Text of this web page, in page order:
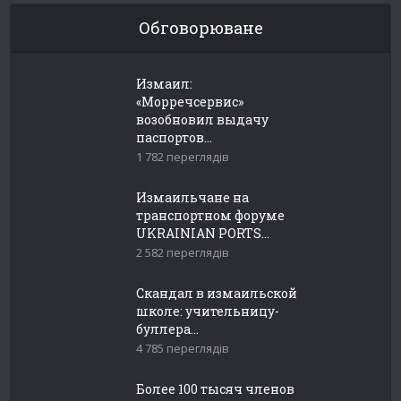
Обговорюване
Измаил:
«Морречсервис»
возобновил выдачу
паспортов...
1 782 переглядів
Измаильчане на
транспортном форуме
UKRAINIAN PORTS...
2 582 переглядів
Скандал в измаильской
школе: учительницу-
буллера...
4 785 переглядів
Более 100 тысяч членов